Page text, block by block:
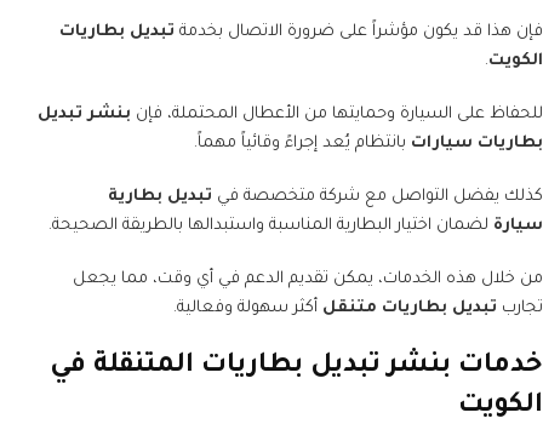
فإن هذا قد يكون مؤشراً على ضرورة الاتصال بخدمة تبديل بطاريات
الكويت.
للحفاظ على السيارة وحمايتها من الأعطال المحتملة، فإن بنشر تبديل
بطاريات سيارات بانتظام يُعد إجراءً وقائياً مهماً.
كذلك يفضل التواصل مع شركة متخصصة في تبديل بطارية
سيارة لضمان اختيار البطارية المناسبة واستبدالها بالطريقة الصحيحة.
من خلال هذه الخدمات، يمكن تقديم الدعم في أي وقت، مما يجعل
تجارب تبديل بطاريات متنقل أكثر سهولة وفعالية.
خدمات بنشر تبديل بطاريات المتنقلة في
الكويت